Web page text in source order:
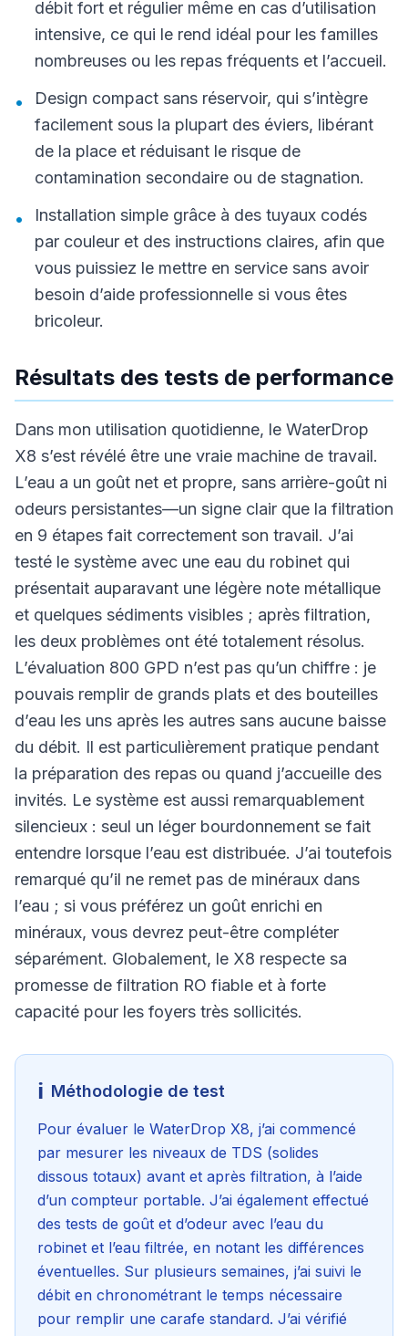
débit fort et régulier même en cas d’utilisation
intensive, ce qui le rend idéal pour les familles
nombreuses ou les repas fréquents et l’accueil.
•
Design compact sans réservoir, qui s’intègre
facilement sous la plupart des éviers, libérant
de la place et réduisant le risque de
contamination secondaire ou de stagnation.
•
Installation simple grâce à des tuyaux codés
par couleur et des instructions claires, afin que
vous puissiez le mettre en service sans avoir
besoin d’aide professionnelle si vous êtes
bricoleur.
Résultats des tests de performance
Dans mon utilisation quotidienne, le WaterDrop
X8 s’est révélé être une vraie machine de travail.
L’eau a un goût net et propre, sans arrière-goût ni
odeurs persistantes—un signe clair que la filtration
en 9 étapes fait correctement son travail. J’ai
testé le système avec une eau du robinet qui
présentait auparavant une légère note métallique
et quelques sédiments visibles ; après filtration,
les deux problèmes ont été totalement résolus.
L’évaluation 800 GPD n’est pas qu’un chiffre : je
pouvais remplir de grands plats et des bouteilles
d’eau les uns après les autres sans aucune baisse
du débit. Il est particulièrement pratique pendant
la préparation des repas ou quand j’accueille des
invités. Le système est aussi remarquablement
silencieux : seul un léger bourdonnement se fait
entendre lorsque l’eau est distribuée. J’ai toutefois
remarqué qu’il ne remet pas de minéraux dans
l’eau ; si vous préférez un goût enrichi en
minéraux, vous devrez peut-être compléter
séparément. Globalement, le X8 respecte sa
promesse de filtration RO fiable et à forte
capacité pour les foyers très sollicités.
ℹ️ Méthodologie de test
Pour évaluer le WaterDrop X8, j’ai commencé
par mesurer les niveaux de TDS (solides
dissous totaux) avant et après filtration, à l’aide
d’un compteur portable. J’ai également effectué
des tests de goût et d’odeur avec l’eau du
robinet et l’eau filtrée, en notant les différences
éventuelles. Sur plusieurs semaines, j’ai suivi le
débit en chronométrant le temps nécessaire
pour remplir une carafe standard. J’ai vérifié